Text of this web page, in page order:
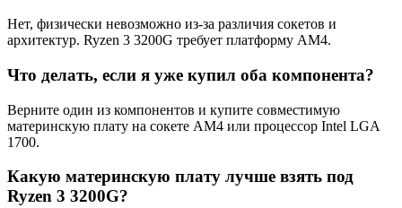
Нет, физически невозможно из-за различия сокетов и
архитектур. Ryzen 3 3200G требует платформу AM4.
Что делать, если я уже купил оба компонента?
Верните один из компонентов и купите совместимую
материнскую плату на сокете AM4 или процессор Intel LGA
1700.
Какую материнскую плату лучше взять под
Ryzen 3 3200G?